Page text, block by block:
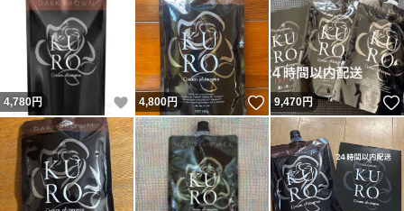
4,780円 いいね！
4,800円 いいね！
9,470円